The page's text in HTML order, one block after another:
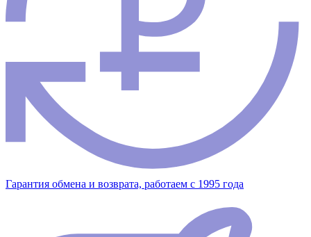
Гарантия обмена и возврата, работаем с 1995 года